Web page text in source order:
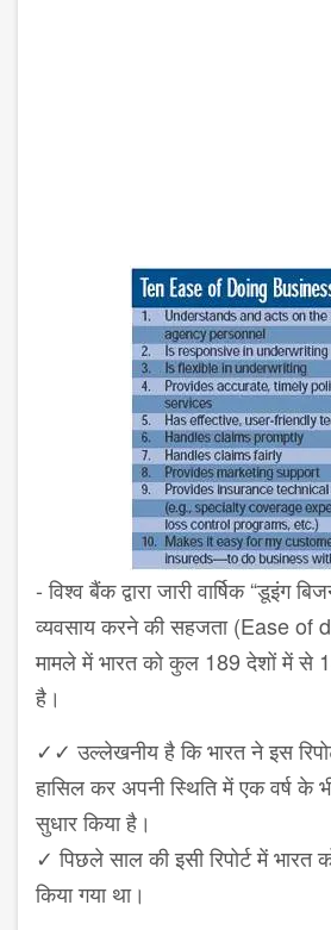
-विश्व बैंक द्वारा जारी वार्षिक“डूइंग
व्यवसाय करने की सहजता (Ease of
मामले में भारत को कुल 189देशों में से
है।
✓✓ उल्लेखनीय है कि भारत ने इस
हासिल कर अपनी स्थिति में एक वर्ष के
सुधार किया है।
✓ पिछले साल की इसी रिपोर्ट में भारत
किया गया था।